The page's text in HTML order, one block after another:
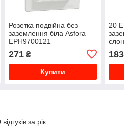
Розетка подвійна без
заземлення біла Asfora
EPH9700121
271₴
Купити
20
за рік